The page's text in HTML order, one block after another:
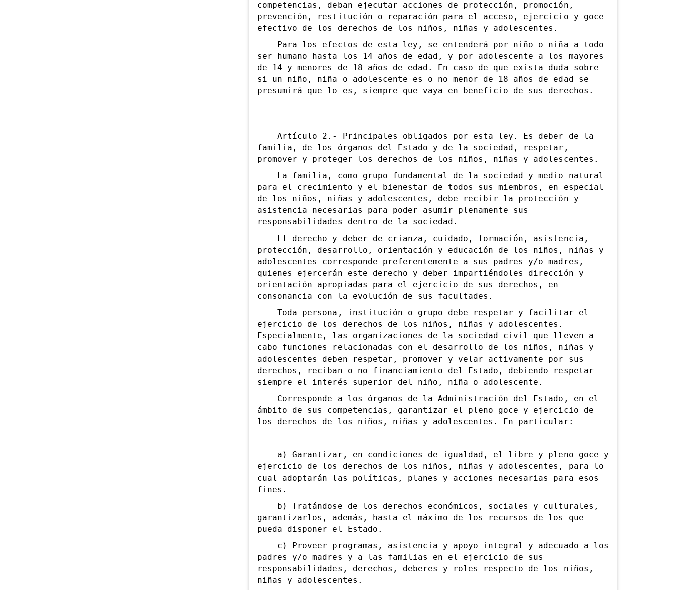
competencias, deban ejecutar acciones de protección, promoción,
prevención, restitución o reparación para el acceso, ejercicio y goce
efectivo de los derechos de los niños, niñas y adolescentes.
Para los efectos de esta ley, se entenderá por niño o niña a todo
ser humano hasta los 14 años de edad, y por adolescente a los mayores
de 14 y menores de 18 años de edad. En caso de que exista duda sobre
si un niño, niña o adolescente es o no menor de 18 años de edad se
presumirá que lo es, siempre que vaya en beneficio de sus derechos.
Artículo 2.- Principales obligados por esta ley. Es deber de la
familia, de los órganos del Estado y de la sociedad, respetar,
promover y proteger los derechos de los niños, niñas y adolescentes.
La familia, como grupo fundamental de la sociedad y medio natural
para el crecimiento y el bienestar de todos sus miembros, en especial
de los niños, niñas y adolescentes, debe recibir la protección y
asistencia necesarias para poder asumir plenamente sus
responsabilidades dentro de la sociedad.
El derecho y deber de crianza, cuidado, formación, asistencia,
protección, desarrollo, orientación y educación de los niños, niñas y
adolescentes corresponde preferentemente a sus padres y/o madres,
quienes ejercerán este derecho y deber impartiéndoles dirección y
orientación apropiadas para el ejercicio de sus derechos, en
consonancia con la evolución de sus facultades.
Toda persona, institución o grupo debe respetar y facilitar el
ejercicio de los derechos de los niños, niñas y adolescentes.
Especialmente, las organizaciones de la sociedad civil que lleven a
cabo funciones relacionadas con el desarrollo de los niños, niñas y
adolescentes deben respetar, promover y velar activamente por sus
derechos, reciban o no financiamiento del Estado, debiendo respetar
siempre el interés superior del niño, niña o adolescente.
Corresponde a los órganos de la Administración del Estado, en el
ámbito de sus competencias, garantizar el pleno goce y ejercicio de
los derechos de los niños, niñas y adolescentes. En particular:
a) Garantizar, en condiciones de igualdad, el libre y pleno goce y
ejercicio de los derechos de los niños, niñas y adolescentes, para lo
cual adoptarán las políticas, planes y acciones necesarias para esos
fines.
b) Tratándose de los derechos económicos, sociales y culturales,
garantizarlos, además, hasta el máximo de los recursos de los que
pueda disponer el Estado.
c) Proveer programas, asistencia y apoyo integral y adecuado a los
padres y/o madres y a las familias en el ejercicio de sus
responsabilidades, derechos, deberes y roles respecto de los niños,
niñas y adolescentes.